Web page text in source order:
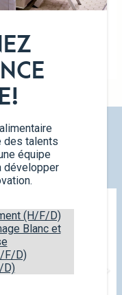
des talents
équipe
développer
(H/F/D)
Blanc et
F/D)
D)